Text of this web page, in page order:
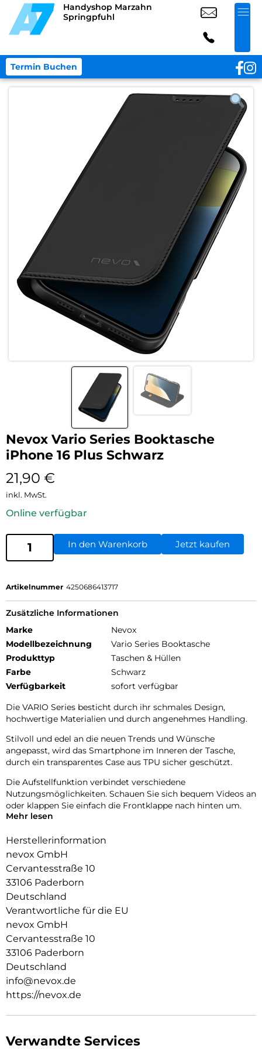
Handyshop Marzahn
Springpfuhl
Termin Buchen
Nevox Vario Series Booktasche
iPhone 16 Plus Schwarz
21,90 €
inkl. MwSt.
Online verfügbar
In den Warenkorb Jetzt kaufen
Artikelnummer 4250686413717
Zusätzliche Informationen
Marke
Nevox
Modellbezeichnung
Vario Series Booktasche
Produkttyp
Taschen & Hüllen
Farbe
Schwarz
Verfügbarkeit
sofort verfügbar
Die VARIO Series besticht durch ihr schmales Design,
hochwertige Materialien und durch angenehmes Handling.
Stilvoll und edel an die neuen Trends und Wünsche
angepasst, wird das Smartphone im Inneren der Tasche,
durch ein transparentes Case aus TPU sicher geschützt.
Die Aufstellfunktion verbindet verschiedene
Nutzungsmöglichkeiten. Schauen Sie sich bequem Videos an
oder klappen Sie einfach die Frontklappe nach hinten um.
Bedienung kinderleicht und die Schutzhülle öffnet sich nicht
ungewollt.
Beim Umklappen der Frontklappe wird diese ebenfalls durch
die Magneten auf der Rückseite fixiert,
somit ist ein bequemes Telefonieren und Bedienen
Aussen Material: PU
Innen Material: PU
Schutzhülle innen: TPU
Mehr lesen
Herstellerinformation
nevox GmbH
Cervantesstraße 10
33106 Paderborn
Deutschland
Verantwortliche für die EU
nevox GmbH
Cervantesstraße 10
33106 Paderborn
Deutschland
info@nevox.de
https://nevox.de
Verwandte Services